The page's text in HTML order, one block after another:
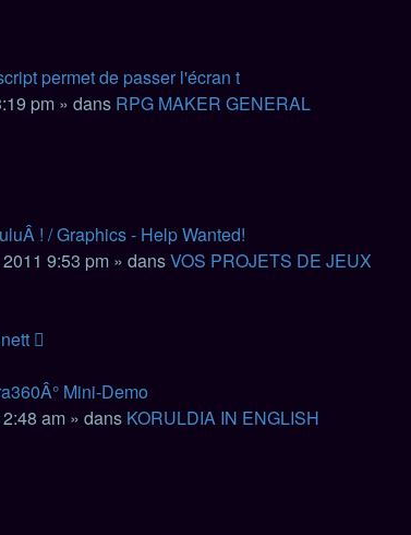
permet de passer l'écran t
pm » dans RPG MAKER GENERAL
! / Graphics - Help Wanted!
9:53 pm » dansVOS PROJETS DE JEUX
Mini-Demo
am » dans KORULDIA IN ENGLISH